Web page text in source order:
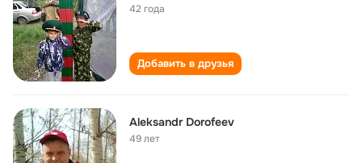
42 года
Добавить в друзья
Aleksandr Dorofeev
49 лет